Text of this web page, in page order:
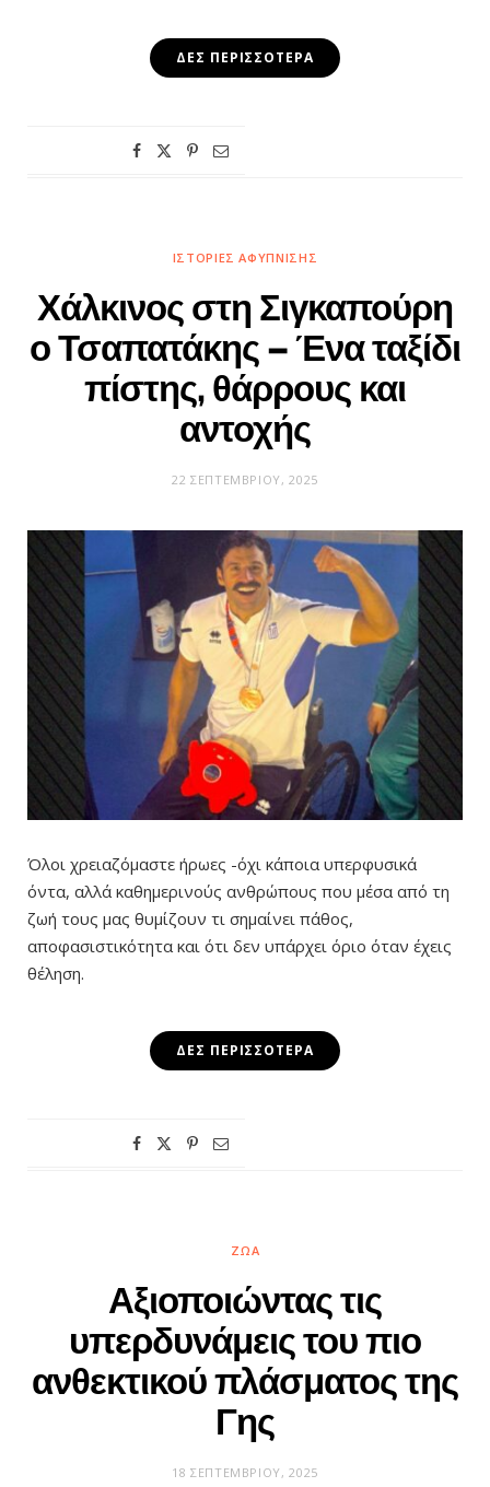
ΔΕΣ ΠΕΡΙΣΣΌΤΕΡΑ
ΙΣΤΟΡΊΕΣ ΑΦΎΠΝΙΣΗΣ
Χάλκινος στη Σιγκαπούρη
ο Τσαπατάκης – Ένα ταξίδι
πίστης, θάρρους και
αντοχής
22 ΣΕΠΤΕΜΒΡΊΟΥ, 2025
Όλοι χρειαζόμαστε ήρωες -όχι κάποια υπερφυσικά
όντα, αλλά καθημερινούς ανθρώπους που μέσα από τη
ζωή τους μας θυμίζουν τι σημαίνει πάθος,
αποφασιστικότητα και ότι δεν υπάρχει όριο όταν έχεις
θέληση.
ΔΕΣ ΠΕΡΙΣΣΌΤΕΡΑ
ΖΏΑ
Αξιοποιώντας τις
υπερδυνάμεις του πιο
ανθεκτικού πλάσματος της
Γης
18 ΣΕΠΤΕΜΒΡΊΟΥ, 2025